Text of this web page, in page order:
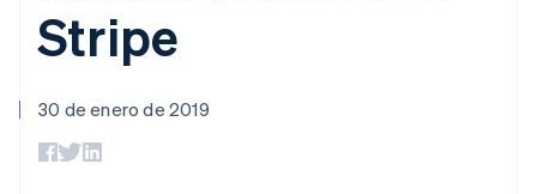
programación
Checkout
IU de pago
prediseñadas
Componentes
Métodos de
Automatización de
finanzas
internacionales
Pagos en la aplicación
electrónicos
Implementar un
prediseñado
Crear una plataforma o
Servicios
profesionales
Stripe
30 de enero de 2019
English Svenska
Francia
Gibraltar
Grecia